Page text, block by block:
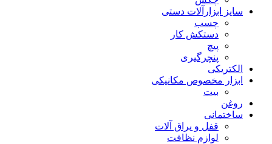
سایز ابزارآلات دستی
چسب
دستکش کار
پیچ
پنچرگیری
الکتریکی
ابزار مخصوص مکانیکی
بیت
روغن
ساختمانی
قفل و یراق آلات
لوازم نظافت